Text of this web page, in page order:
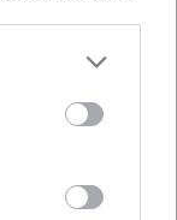
more Google
may click to
party tags to
below Google